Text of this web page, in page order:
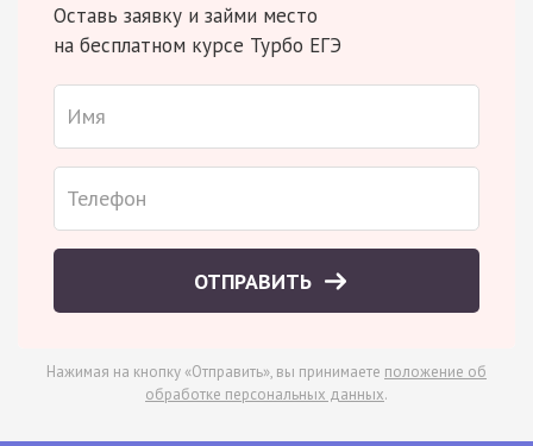
Оставь заявку и займи место
на бесплатном курсе Турбо ЕГЭ
ОТПРАВИТЬ
Нажимая на кнопку «Отправить», вы принимаете положение об
обработке персональных данных.